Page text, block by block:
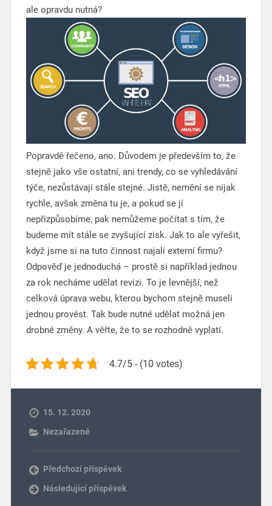
ale opravdu nutná?
Popravdě řečeno, ano. Důvodem je především to, že
stejně jako vše ostatní, ani trendy, co se vyhledávání
týče, nezůstávají stále stejné. Jistě, nemění se nijak
rychle, avšak změna tu je, a pokud se jí
nepřizpůsobíme, pak nemůžeme počítat s tím, že
budeme mít stále se zvyšující zisk. Jak to ale vyřešit,
když jsme si na tuto činnost najali externí firmu?
Odpověď je jednoduchá – prostě si například jednou
za rok necháme udělat revizi. To je levnější, než
celková úprava webu, kterou bychom stejně museli
jednou provést. Tak bude nutné udělat možná jen
drobné změny. A věřte, že to se rozhodně vyplatí.
4.7/5 - (10 votes)
15. 12. 2020
Nezařazené
Předchozí příspěvek
Následující příspěvek